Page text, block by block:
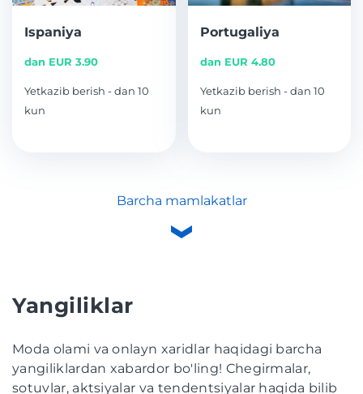
Ispaniya
Yetkazib berish - dan 10
kun
dan EUR 3.90
Portugaliya
Yetkazib berish - dan 10
kun
dan EUR 4.80
Barcha mamlakatlar
Yangiliklar
Moda olami va onlayn xaridlar haqidagi barcha
yangiliklardan xabardor bo'ling! Chegirmalar,
sotuvlar, aktsiyalar va tendentsiyalar haqida bilib